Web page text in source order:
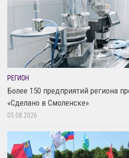
РЕГИОН
Более 150 предприятий региона
«Сделано в Смоленске»
05.08.2026